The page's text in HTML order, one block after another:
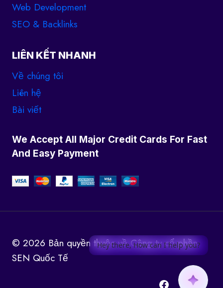
Web Development
SEO & Backlinks
LIÊN KẾT NHANH
Về chúng tôi
Liên hệ
Bài viết
We Accept All Major Credit Cards For Fast
And Easy Payment
© 2026 Bản quyền thuộc về Công ty cổ phần
SEN Quốc Tế
Hey there, How can I help you?